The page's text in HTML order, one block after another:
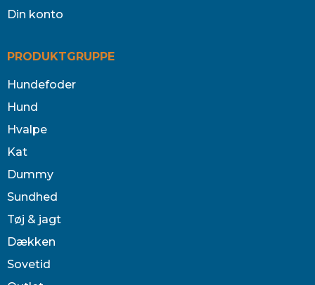
Din konto
PRODUKTGRUPPE
Hundefoder
Hund
Hvalpe
Kat
Dummy
Sundhed
Tøj & jagt
Dækken
Sovetid